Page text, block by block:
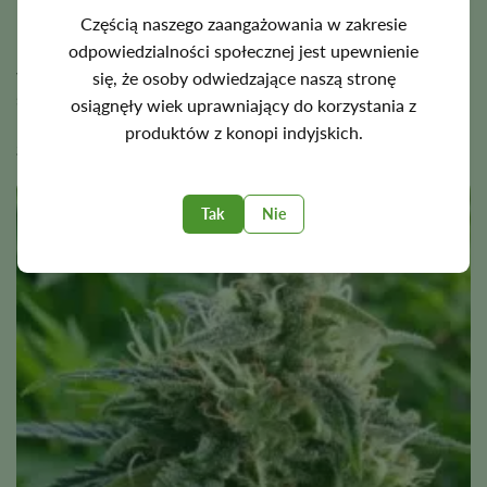
Częścią naszego zaangażowania w zakresie
odpowiedzialności społecznej jest upewnienie
się, że osoby odwiedzające naszą stronę
osiągnęły wiek uprawniający do korzystania z
produktów z konopi indyjskich.
Tak Nie
Northern Lights ma stosunkowo krótki cykl genetyczny i
wytwarza kwiaty o wyraźnym profilu. Jego aromat łączy w
sobie słodkie i pikantne nuty, co sprawia, że jest
popularnym wyborem dla osób poszukujących niezawodnej
genetyki o dobrze zdefiniowanym charakterze.